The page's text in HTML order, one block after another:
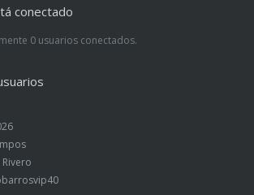
conectado
0 usuarios conectados.